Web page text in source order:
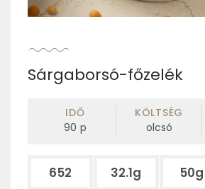
Sárgaborsó-főzelék
IDŐ
90 p
KÖLTSÉG
olcsó
652 32.1g 50g